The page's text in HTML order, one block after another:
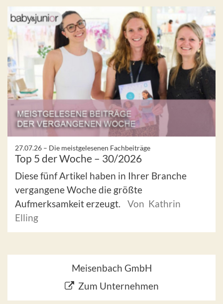
27.07.26 – Die meistgelesenen Fachbeiträge
Top 5 der Woche – 30/2026
Diese fünf Artikel haben in Ihrer Branche
vergangene Woche die größte
Aufmerksamkeit erzeugt.
Von Kathrin
Elling
Meisenbach GmbH
Zum Unternehmen